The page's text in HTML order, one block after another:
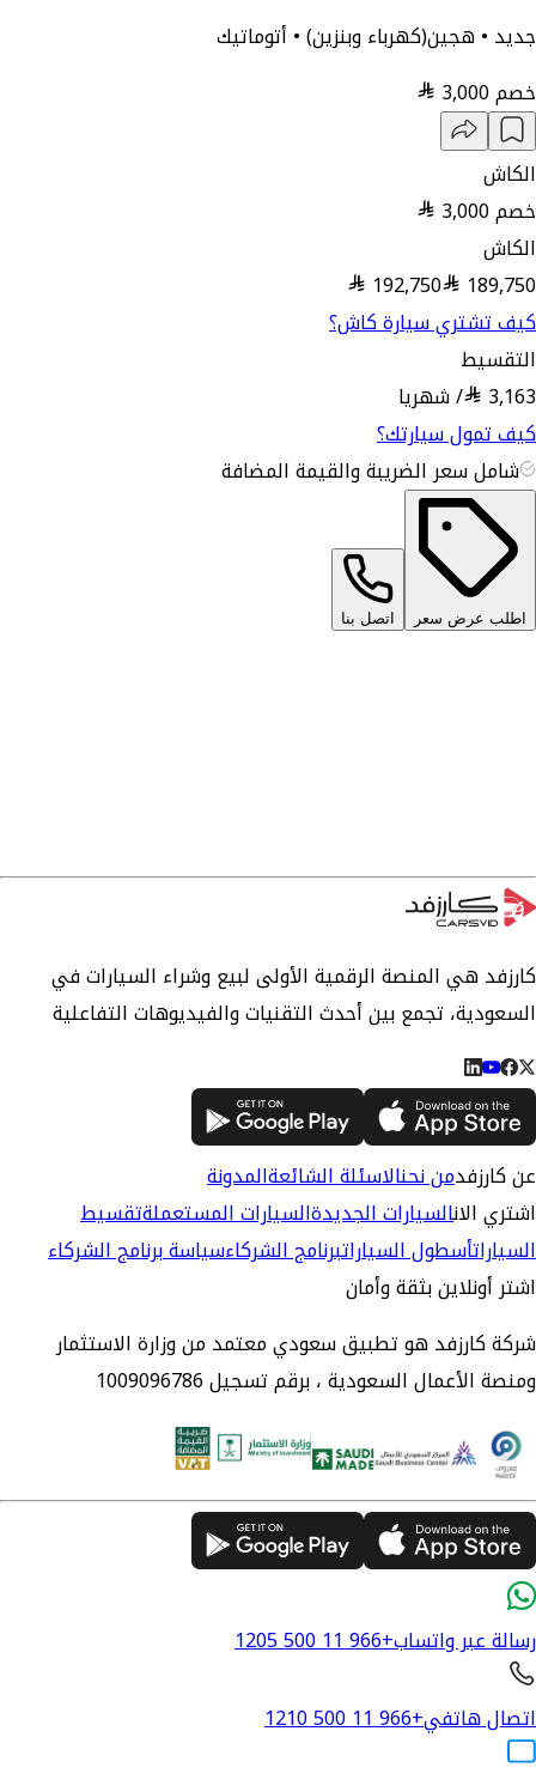
جديد • هجين(كهرباء وبنزين) • أتوماتيك
خصم3,000
الكاش
خصم3,000
الكاش
189,750
192,750
كيف تشتري سيارة كاش؟
التقسيط
3,163
/شهريا
كيف تمول سيارتك؟
شامل سعر الضريبة والقيمة المضافة
اطلب عرض سعر اتصل بنا
كارزفد هي المنصة الرقمية الأولى لبيع وشراء السيارات في
السعودية، تجمع بين أحدث التقنيات والفيديوهات التفاعلية
عن كارزفدمن نحنالاسئلة الشائعةالمدونة
اشتري الانالسيارات الجديدةالسيارات المستعملةتقسيط
السياراتأسطول السياراتبرنامج الشركاءسياسة برنامج الشركاء
اشتر أونلاين بثقة وأمان
شركة كارزفد هو تطبيق سعودي معتمد من وزارة الاستثمار
ومنصة الأعمال السعودية ، برقم تسجيل 1009096786
رسالة عبر واتساب+966 11 500 1205
اتصال هاتفي+966 11 500 1210